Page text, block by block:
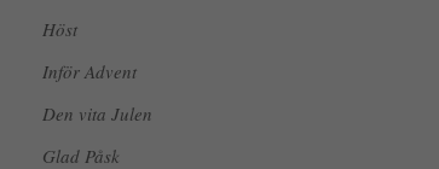
Höst
Inför Advent
Den vita Julen
Glad Påsk